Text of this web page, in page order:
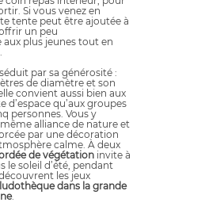
Si vous venez en
tente peut être ajoutée à
un peu
aux plus jeunes tout en
par sa générosité :
de diamètre et son
convient aussi bien aux
d’espace qu’aux groupes
personnes. Vous y
alliance de nature et
par une décoration
calme. À deux
de végétation invite à
le soleil d’été, pendant
les jeux
ludothèque dans la grande
.